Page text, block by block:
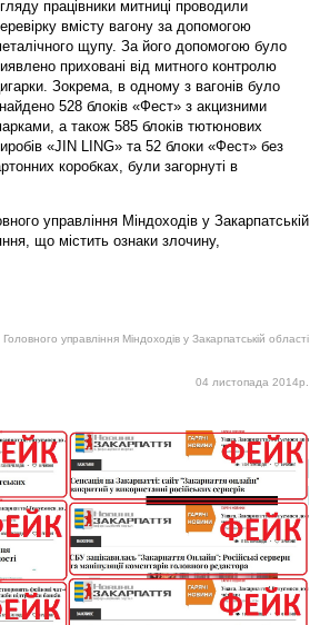
працівники митниці проводили
вмісту вагону за допомогою
щупу. За його допомогою було
приховані від митного контролю
Зокрема, в одному з вагонів було
528 блоків «Фест» з акцизними
а також 585 блоків тютюнових
«JIN LING» та 52 блоки «Фест» без
коробках, були загорнуті в
управління Міндоходів у Закарпатській
що містить ознаки злочину,
управління Міндоходів у Закарпатській області
04 листопада 2014р.